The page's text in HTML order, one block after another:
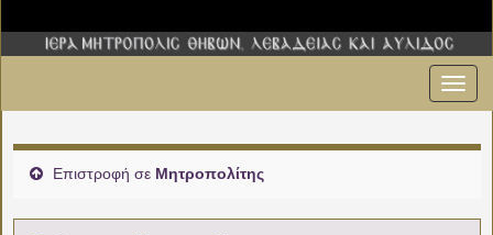
Επιστροφή σε Μητροπολίτης